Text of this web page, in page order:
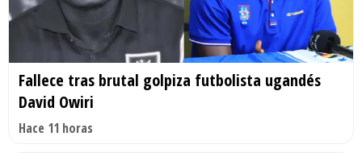
Fallece tras brutal golpiza futbolista ugandés
David Owiri
Hace 11 horas